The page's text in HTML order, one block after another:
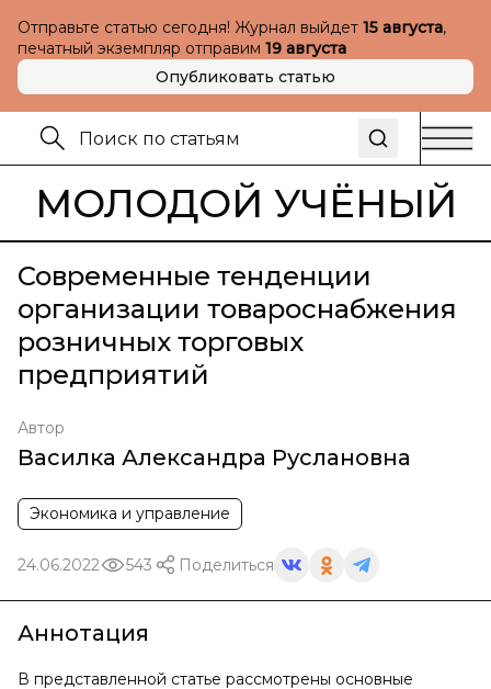
Отправьте статью сегодня! Журнал выйдет 15 августа,
печатный экземпляр отправим 19 августа
Опубликовать статью
МОЛОДОЙ УЧЁНЫЙ
Современные тенденции
организации товароснабжения
розничных торговых
предприятий
Автор
Василка Александра Руслановна
Экономика и управление
24.06.2022 543 Поделиться
Аннотация
В представленной статье рассмотрены основные